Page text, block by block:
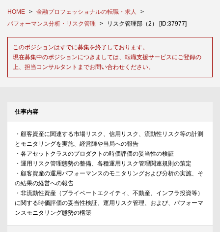
HOME
金融プロフェッショナルの転職・求人
パフォーマンス分析・リスク管理
リスク管理部（2） [ID:37977]
このポジションはすでに募集を終了しております。
現在募集中のポジションにつきましては、転職支援サービスにご登録の
上、担当コンサルタントまでお問い合わせください。
仕事内容
・顧客資産に関連する市場リスク、信用リスク、流動性リスク等の計測
とモニタリングを実施、経営陣や当局への報告
・各アセットクラスのプロダクトの時価評価の妥当性の検証
・運用リスク管理態勢の整備、各種運用リスク管理関連規則の策定
・顧客資産の運用パフォーマンスのモニタリングおよび分析の実施、そ
の結果の経営への報告
・非流動性資産（プライベートエクイティ、不動産、インフラ投資等）
に関する時価評価の妥当性検証、運用リスク管理、および、パフォーマ
ンスモニタリング態勢の構築